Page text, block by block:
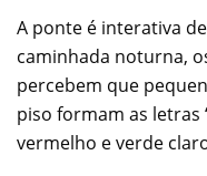
A ponte é interativa
caminhada noturna,
percebem que
piso formam as letras
vermelho e verde